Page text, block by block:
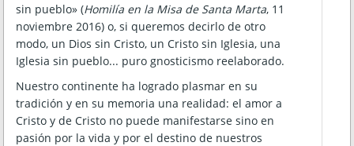
sin pueblo» (Homilía en la Misa de Santa Marta, 11
noviembre 2016) o, si queremos decirlo de otro
modo, un Dios sin Cristo, un Cristo sin Iglesia, una
Iglesia sin pueblo... puro gnosticismo reelaborado.
Nuestro continente ha logrado plasmar en su
tradición y en su memoria una realidad: el amor a
Cristo y de Cristo no puede manifestarse sino en
pasión por la vida y por el destino de nuestros